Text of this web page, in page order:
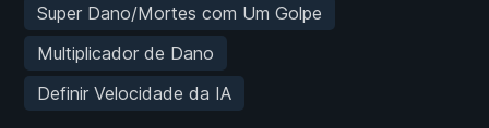
Super Dano/Mortes com Um Golpe
Multiplicador de Dano
Definir Velocidade da IA